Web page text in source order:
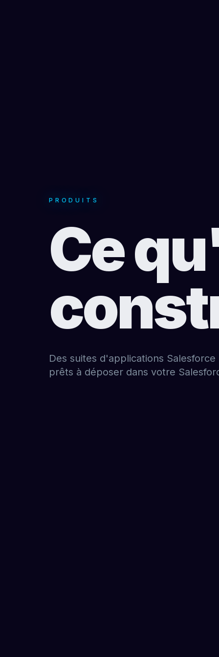
PRODUITS
Ce
Des suites d'applications
prêts à déposer dans votre